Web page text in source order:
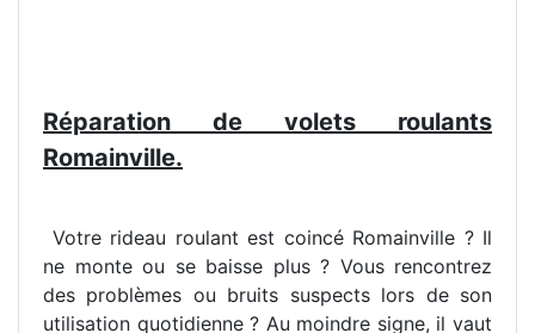
Réparation de volets roulants
Romainville.
Votre rideau roulant est coincé Romainville ? Il
ne monte ou se baisse plus ? Vous rencontrez
des problèmes ou bruits suspects lors de son
utilisation quotidienne ? Au moindre signe, il vaut